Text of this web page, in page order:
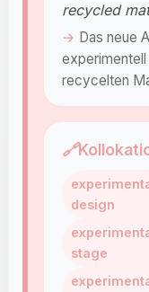
recycled
Das neue
recycelten
🔗
design
stage